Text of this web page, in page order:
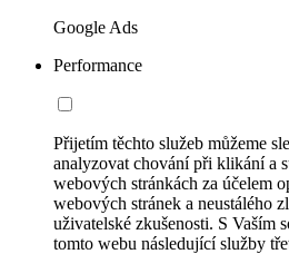
Google Ads
Performance
Přijetím těchto služeb můžeme
analyzovat chování při klikání a
webových stránkách za účelem
webových stránek a neustálého
uživatelské zkušenosti. S Vaším
tomto webu následující služby